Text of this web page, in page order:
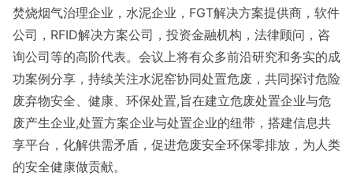
焚烧烟气治理企业，水泥企业，FGT解决方案提供商，软件
公司，RFID解决方案公司，投资金融机构，法律顾问，咨
询公司等的高阶代表。会议上将有众多前沿研究和务实的成
功案例分享，持续关注水泥窑协同处置危废，共同探讨危险
废弃物安全、健康、环保处置,旨在建立危废处置企业与危
废产生企业,处置方案企业与处置企业的纽带，搭建信息共
享平台，化解供需矛盾，促进危废安全环保零排放，为人类
的安全健康做贡献。